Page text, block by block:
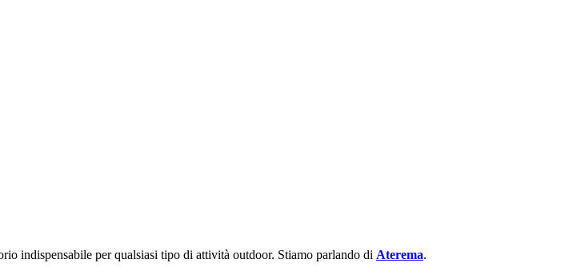
indispensabile per qualsiasi tipo di attività outdoor. Stiamo parlando di Aterema.